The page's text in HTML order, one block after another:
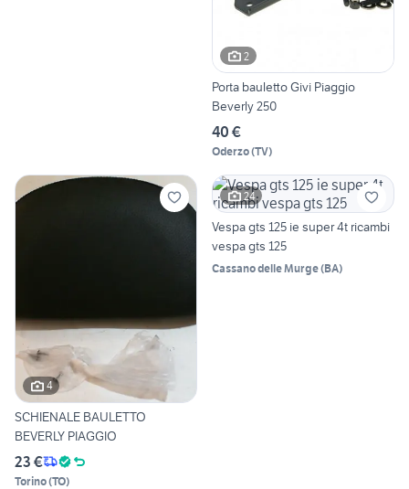
2
Porta bauletto Givi Piaggio
Beverly 250
40 €
Oderzo(TV)
4
SCHIENALE BAULETTO
BEVERLY PIAGGIO
23 €
Torino(TO)
24
Vespa gts 125 ie super 4t ricambi
vespa gts 125
Cassano delle Murge(BA)